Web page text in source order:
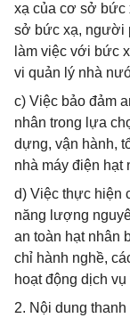
xạ của cơ sở bức
sở bức xạ, người
làm việc với bức
vi quản lý nhà
c) Việc bảo đảm
nhân trong lựa
dựng, vận hành,
nhà máy điện hạt
d) Việc thực hiện
năng lượng
an toàn hạt nhân
chỉ hành nghề,
hoạt động dịch
2. Nội dung